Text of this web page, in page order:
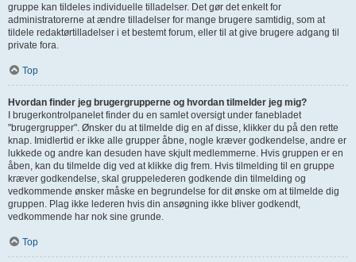
gruppe kan tildeles individuelle tilladelser. Det gør det enkelt for
administratorerne at ændre tilladelser for mange brugere samtidig, som at
tildele redaktørtilladelser i et bestemt forum, eller til at give brugere adgang til
private fora.
Top
Hvordan finder jeg brugergrupperne og hvordan tilmelder jeg mig?
I brugerkontrolpanelet finder du en samlet oversigt under fanebladet
"brugergrupper". Ønsker du at tilmelde dig en af disse, klikker du på den rette
knap. Imidlertid er ikke alle grupper åbne, nogle kræver godkendelse, andre er
lukkede og andre kan desuden have skjult medlemmerne. Hvis gruppen er en
åben, kan du tilmelde dig ved at klikke dig frem. Hvis tilmelding til en gruppe
kræver godkendelse, skal gruppelederen godkende din tilmelding og
vedkommende ønsker måske en begrundelse for dit ønske om at tilmelde dig
gruppen. Plag ikke lederen hvis din ansøgning ikke bliver godkendt,
vedkommende har nok sine grunde.
Top